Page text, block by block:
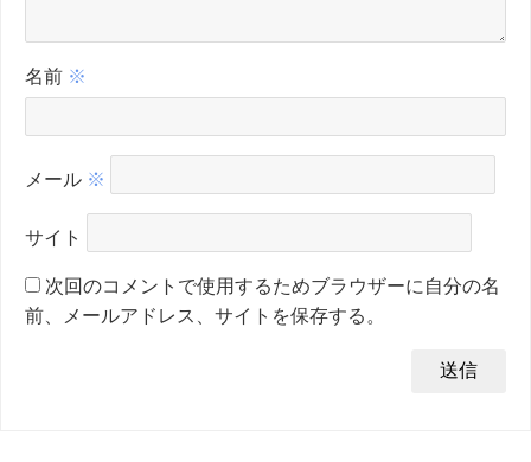
名前 ※
メール ※
サイト
次回のコメントで使用するためブラウザーに自分の名
前、メールアドレス、サイトを保存する。